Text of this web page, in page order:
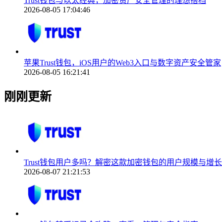
2026-08-05 17:04:46
苹果Trust钱包，iOS用户的Web3入口与数字资产安全管家
2026-08-05 16:21:41
刚刚更新
Trust钱包用户多吗？解密这款加密钱包的用户规模与增
2026-08-07 21:21:53